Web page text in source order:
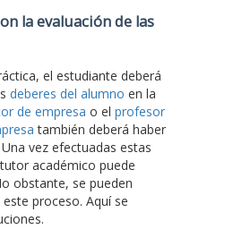
la evaluación de las
el estudiante deberá
deberes del alumno en la
de empresa o el profesor
también deberá haber
vez efectuadas estas
académico puede
obstante, se pueden
proceso. Aquí se